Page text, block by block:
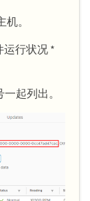
。
运行状况 *
起列出。